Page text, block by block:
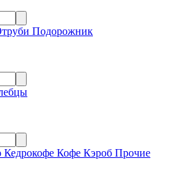
Подорожник
Кедрокофе Кофе Кэроб Прочие